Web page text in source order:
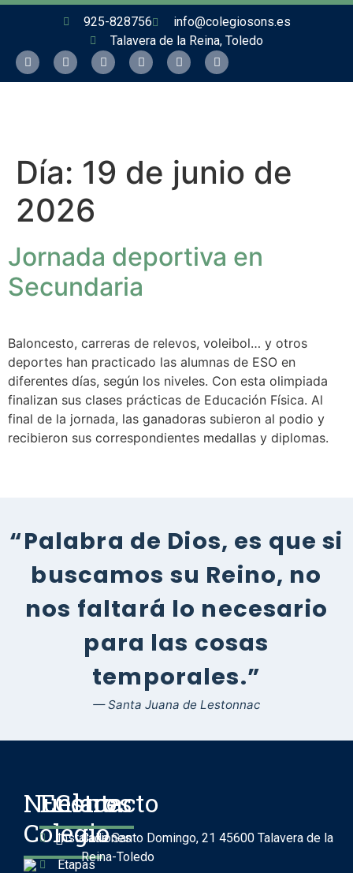
925-828756
info@colegiosons.es
Talavera de la Reina, Toledo
Día: 19 de junio de
2026
Jornada deportiva en
Secundaria
Baloncesto, carreras de relevos, voleibol… y otros
deportes han practicado las alumnas de ESO en
diferentes días, según los niveles. Con esta olimpiada
finalizan sus clases prácticas de Educación Física. Al
final de la jornada, las ganadoras subieron al podio y
recibieron sus correspondientes medallas y diplomas.
“Palabra de Dios, es que si
buscamos su Reino, no
nos faltará lo necesario
para las cosas
temporales.”
— Santa Juana de Lestonnac
Nuestro
Colegio
Enlaces
Instalaciones
Etapas
Contacto
Calle Santo Domingo, 21 45600 Talavera de la
Reina-Toledo